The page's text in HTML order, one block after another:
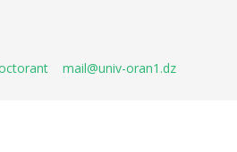
mail@univ-oran1.dz